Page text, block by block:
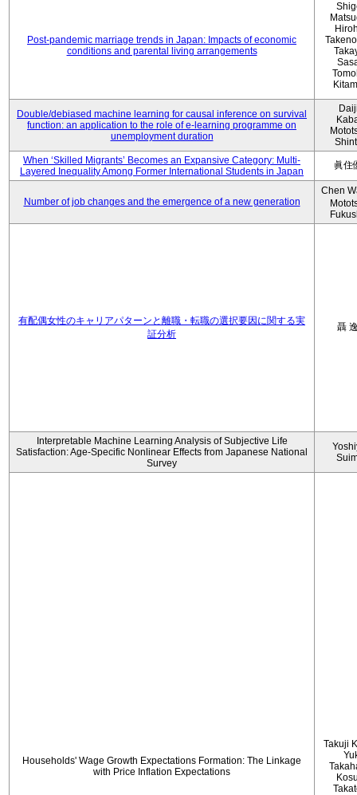
Post-pandemic marriage trends in Japan: Impacts of economic
conditions and parental living arrangements
Double/debiased machine learning for causal inference on survival
function: an application to the role of e-learning programme on
unemployment duration
When ‘Skilled Migrants’ Becomes an Expansive Category: Multi-
Layered Inequality Among Former International Students in Japan
眞住
Number of job changes and the emergence of a new generation
Chen
有配偶女性のキャリアパターンと離職・転職の選択要因に関する実
証分析
聶
Interpretable Machine Learning Analysis of Subjective Life
Satisfaction: Age-Specific Nonlinear Effects from Japanese National
Survey
Households' Wage Growth Expectations Formation: The Linkage
with Price Inflation Expectations
Takuji